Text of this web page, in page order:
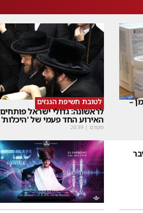
– לטובת חשיפת הגנזים
לראשונה: גדולי ישראל
האירוע החד פעמי של 'היכלות'
מקודם |
20:39